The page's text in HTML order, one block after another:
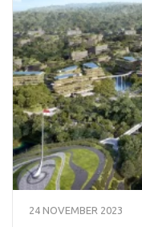
24 NOVEMBER 2023